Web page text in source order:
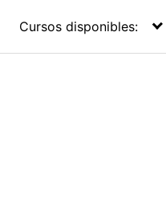
Cursos disponibles: